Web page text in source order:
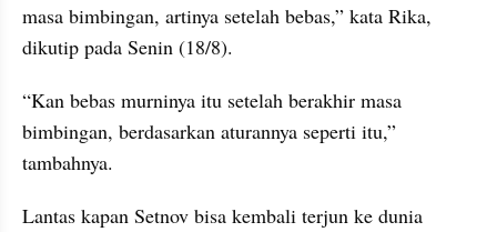
masa bimbingan, artinya setelah bebas,” kata Rika,
dikutip pada Senin (18/8).
“Kan bebas murninya itu setelah berakhir masa
bimbingan, berdasarkan aturannya seperti itu,”
tambahnya.
Lantas kapan Setnov bisa kembali terjun ke dunia